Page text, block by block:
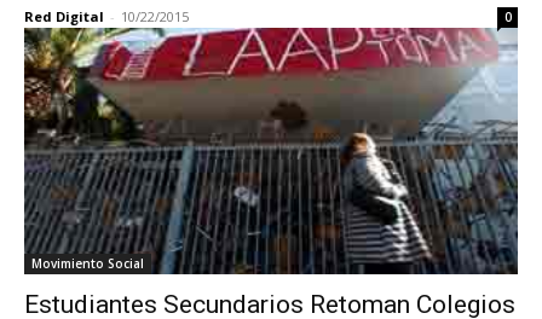
Red Digital - 10/22/2015 0
Movimiento Social
Estudiantes Secundarios Retoman Colegios